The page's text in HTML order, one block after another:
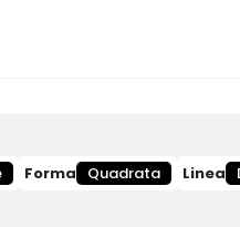
Forma Quadrata Linea